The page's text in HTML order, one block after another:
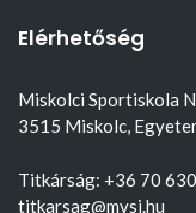
Elérhetőség
Miskolci Sportiskola
3515 Miskolc,
Titkárság: +36 70
titkarsag@mvsi.hu